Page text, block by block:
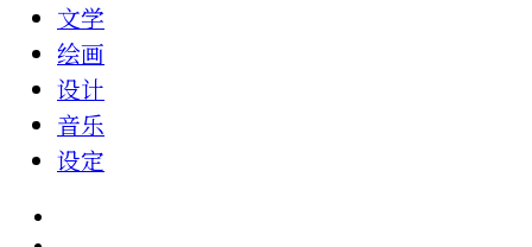
文学
绘画
设计
音乐
设定